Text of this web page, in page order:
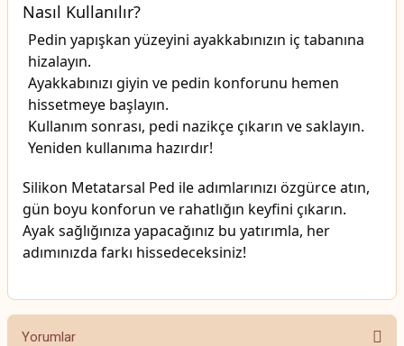
Nasıl Kullanılır?
Pedin yapışkan yüzeyini ayakkabınızın iç tabanına
hizalayın.
Ayakkabınızı giyin ve pedin konforunu hemen
hissetmeye başlayın.
Kullanım sonrası, pedi nazikçe çıkarın ve saklayın.
Yeniden kullanıma hazırdır!
Silikon Metatarsal Ped ile adımlarınızı özgürce atın,
gün boyu konforun ve rahatlığın keyfini çıkarın.
Ayak sağlığınıza yapacağınız bu yatırımla, her
adımınızda farkı hissedeceksiniz!
Yorumlar